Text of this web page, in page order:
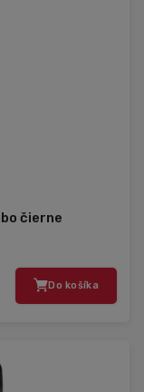
čierne
Do košíka